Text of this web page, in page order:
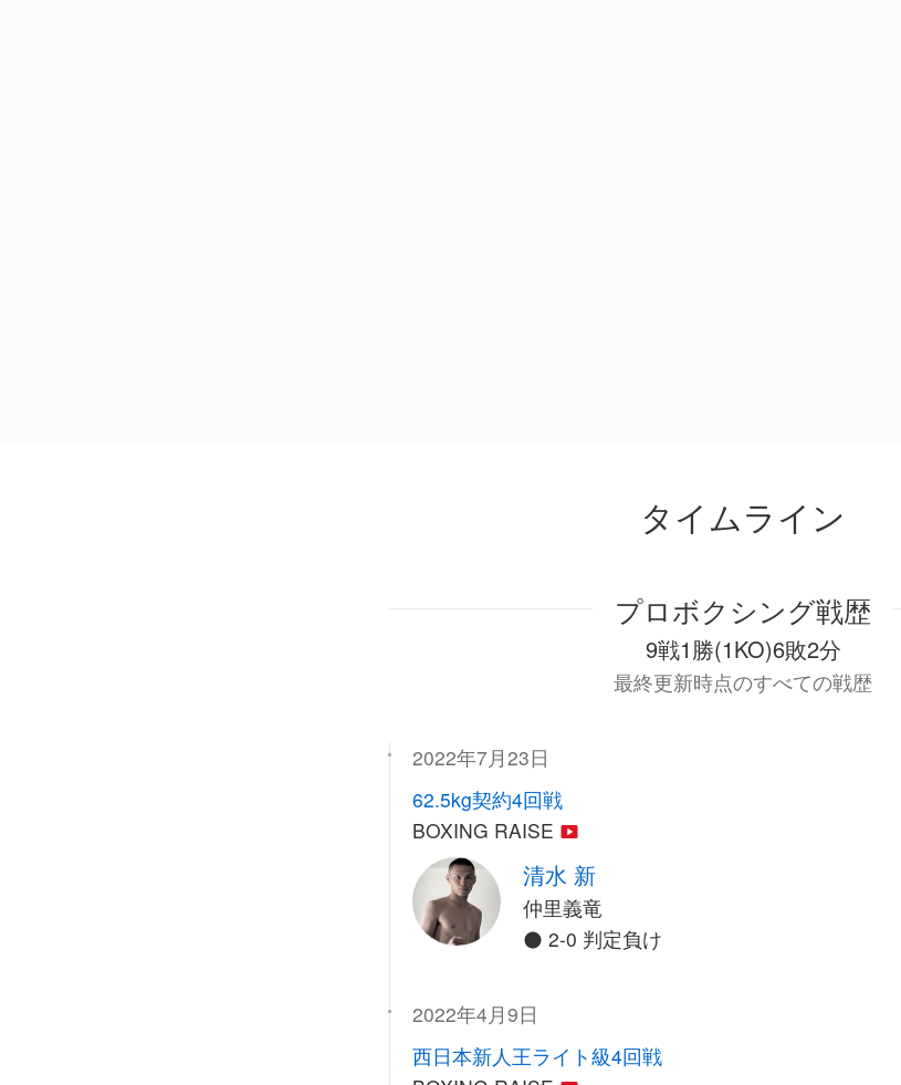
タイムライン
プロボクシング戦歴
9戦1勝(1KO)6敗2分
最終更新時点のすべての戦歴
2022年7月23日
62.5kg契約4回戦
BOXING RAISE
清水 新
仲里義竜
2-0 判定負け
2022年4月9日
西日本新人王ライト級4回戦